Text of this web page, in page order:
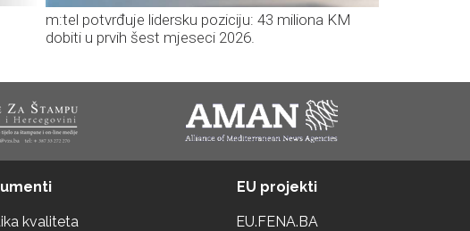
m:tel potvrđuje lidersku poziciju: 43 miliona KM
dobiti u prvih šest mjeseci 2026.
kvaliteta
EU projekti
EU.FENA.BA